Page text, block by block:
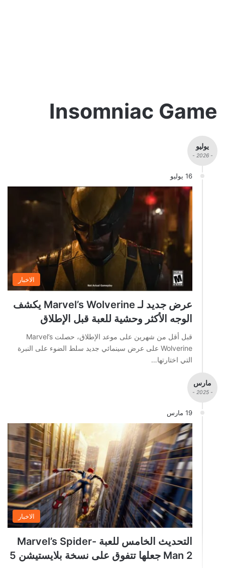
Insomniac Game
يوليو
- 2026 -
16 يوليو
الاخبار
عرض جديد لـ Marvel’s Wolverine يكشف
الوجه الأكثر وحشية للعبة قبل الإطلاق
قبل أقل من شهرين على موعد الإطلاق، حصلت Marvel’s
Wolverine على عرض سينمائي جديد سلط الضوء على النبرة
التي اختارتها…
مارس
- 2025 -
19 مارس
الاخبار
التحديث الخامس للعبة Marvel’s Spider-
Man 2 جعلها تتفوق على نسخة بلايستيشن 5